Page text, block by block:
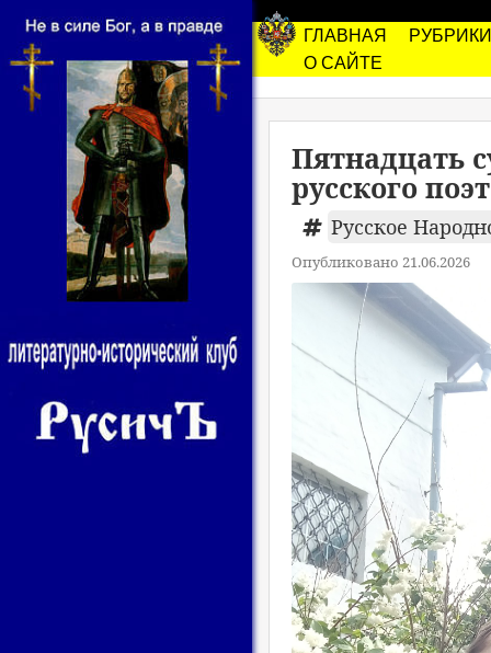
ГЛАВНАЯ
РУБРИКИ
О САЙТЕ
Пятнадцать
русского
Русское
Опубликовано 21.06.2026